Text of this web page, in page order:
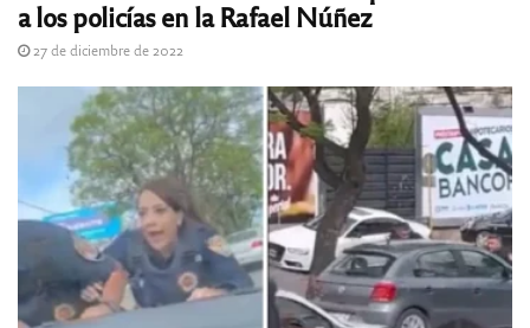
a los policías en la Rafael Núñez
27 de diciembre de 2022